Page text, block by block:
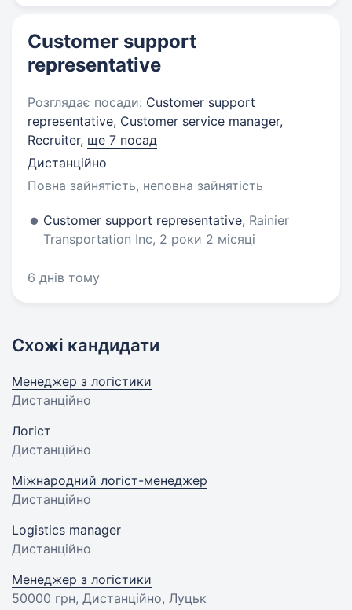
Customer support
representative
Розглядає посади: Customer support
representative, Customer service manager,
Recruiter, ще 7 посад
Дистанційно
Повна зайнятість, неповна зайнятість
Customer support representative, Rainier
Transportation Inc, 2 роки 2 місяці
6 днів тому
Схожі кандидати
Менеджер з логістики
Дистанційно
Логіст
Дистанційно
Міжнародний логіст-менеджер
Дистанційно
Logistics manager
Дистанційно
Менеджер з логістики
50000 грн, Дистанційно, Луцьк